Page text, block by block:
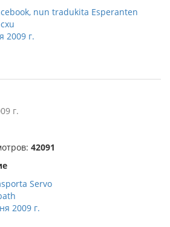
nun tradukita Esperanten
2009 г.
г.
42091
Servo
2009 г.